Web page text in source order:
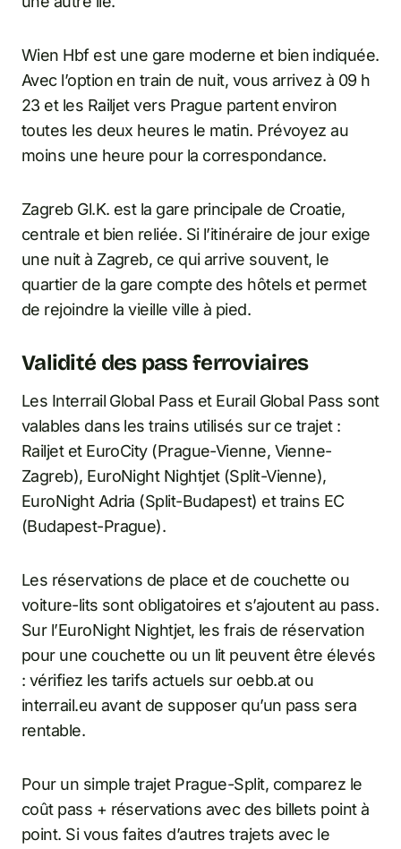
Wien Hbf est une gare moderne et bien indiquée.
Avec l’option en train de nuit, vous arrivez à 09 h
23 et les Railjet vers Prague partent environ
toutes les deux heures le matin. Prévoyez au
moins une heure pour la correspondance.
Zagreb Gl.K. est la gare principale de Croatie,
centrale et bien reliée. Si l’itinéraire de jour exige
une nuit à Zagreb, ce qui arrive souvent, le
quartier de la gare compte des hôtels et permet
de rejoindre la vieille ville à pied.
Validité des pass ferroviaires
Les Interrail Global Pass et Eurail Global Pass sont
valables dans les trains utilisés sur ce trajet :
Railjet et EuroCity (Prague-Vienne, Vienne-
Zagreb), EuroNight Nightjet (Split-Vienne),
EuroNight Adria (Split-Budapest) et trains EC
(Budapest-Prague).
Les réservations de place et de couchette ou
voiture-lits sont obligatoires et s’ajoutent au pass.
Sur l’EuroNight Nightjet, les frais de réservation
pour une couchette ou un lit peuvent être élevés
: vérifiez les tarifs actuels sur oebb.at ou
interrail.eu avant de supposer qu’un pass sera
rentable.
Pour un simple trajet Prague-Split, comparez le
coût pass + réservations avec des billets point à
point. Si vous faites d’autres trajets avec le